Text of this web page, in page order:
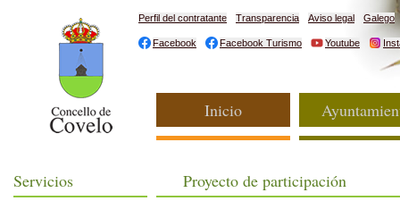
Perfil del contratante Transparencia Aviso legal Galego
Facebook Facebook Turismo Youtube
Inicio
Servicios Proyecto de participación